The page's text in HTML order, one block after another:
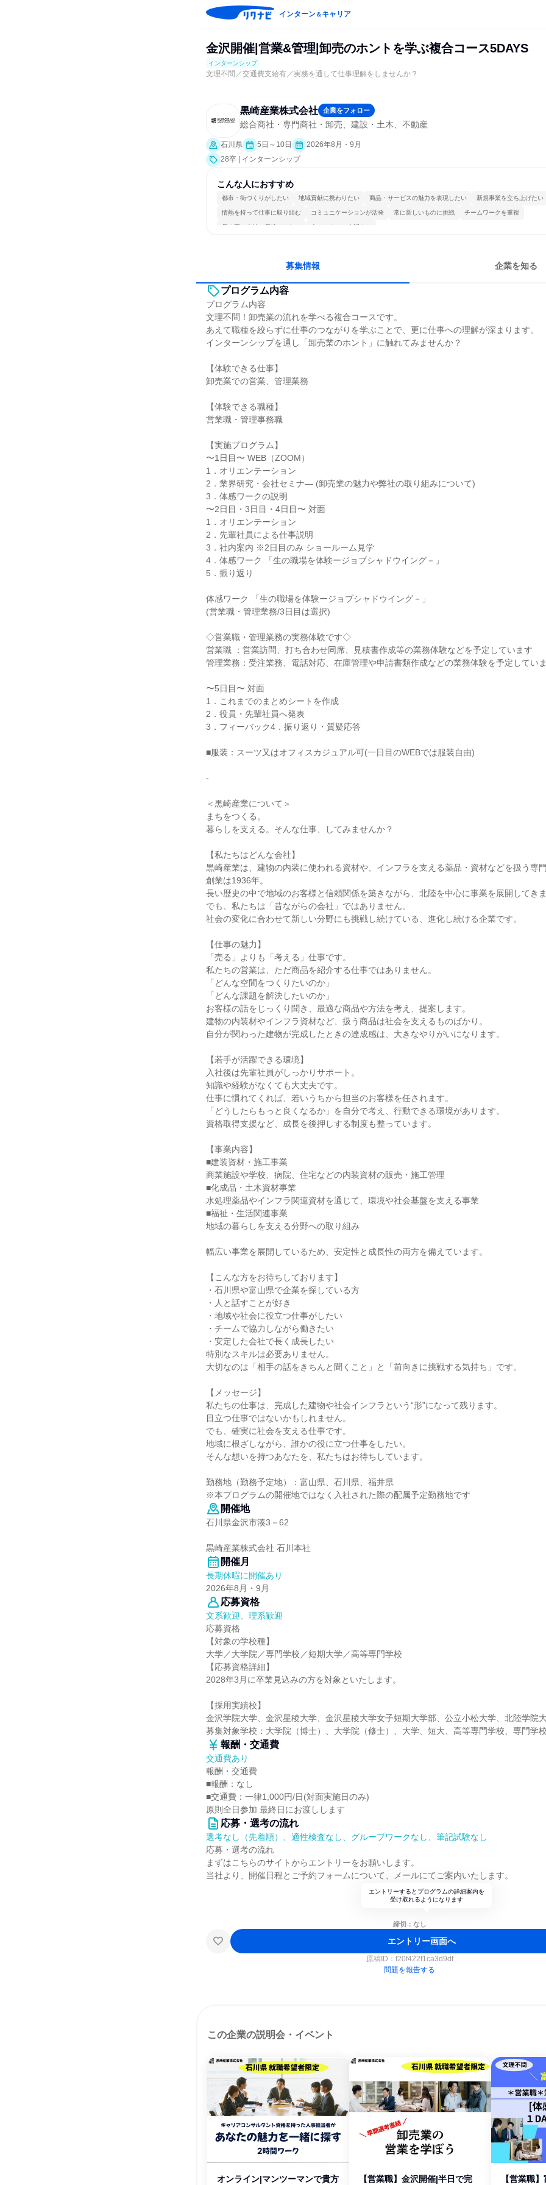
インターン＆キャリア
金沢開催|営業&管理|卸売のホントを学ぶ複合コース5DAYS
インターンシップ
文理不問／交通費支給有／実務を通して仕事理解をしませんか？
黒崎産業株式会社 企業をフォロー
総合商社・専門商社・卸売、建設・土木、不動産
石川県 5日～10日
2026年8月・9月
28卒 | インターンシップ
こんな人におすすめ
都市・街づくりがしたい 地域貢献に携わりたい 商品・サービスの魅力を表現したい 新規事業を立ち上げたい
情熱を持って仕事に取り組む コミュニケーションが活発 常に新しいものに挑戦 チームワークを重視
長く同じ会社に居続けられる 人とたくさん会話する
募集情報 企業を知る
プログラム内容
プログラム内容
文理不問！卸売業の流れを学べる複合コースです。
あえて職種を絞らずに仕事のつながりを学ぶことで、更に仕事への理解が深まります。
インターンシップを通し「卸売業のホント」に触れてみませんか？
【体験できる仕事】
卸売業での営業、管理業務
【体験できる職種】
営業職・管理事務職
【実施プログラム】
〜1日目〜 WEB（ZOOM）
1．オリエンテーション
2．業界研究・会社セミナ― (卸売業の魅力や弊社の取り組みについて)
3．体感ワークの説明
〜2日目・3日目・4日目〜 対面
1．オリエンテーション
2．先輩社員による仕事説明
3．社内案内 ※2日目のみ ショールーム見学
4．体感ワーク 「生の職場を体験ージョブシャドウイング－」
5．振り返り
体感ワーク 「生の職場を体験ージョブシャドウイング－」
(営業職・管理業務/3日目は選択)
◇営業職・管理業務の実務体験です◇
営業職 ：営業訪問、打ち合わせ同席、見積書作成等の業務体験などを予定しています
管理業務：受注業務、電話対応、在庫管理や申請書類作成などの業務体験を予定してい
〜5日目〜 対面
1．これまでのまとめシートを作成
2．役員・先輩社員へ発表
3．フィーバック4．振り返り・質疑応答
■服装：スーツ又はオフィスカジュアル可(一日目のWEBでは服装自由)
-
＜黒崎産業について＞
まちをつくる。
暮らしを支える。そんな仕事、してみませんか？
【私たちはどんな会社】
黒崎産業は、建物の内装に使われる資材や、インフラを支える薬品・資材などを扱う専
創業は1936年。
長い歴史の中で地域のお客様と信頼関係を築きながら、北陸を中心に事業を展開してき
でも、私たちは「昔ながらの会社」ではありません。
社会の変化に合わせて新しい分野にも挑戦し続けている、進化し続ける企業です。
【仕事の魅力】
「売る」よりも「考える」仕事です。
私たちの営業は、ただ商品を紹介する仕事ではありません。
「どんな空間をつくりたいのか」
「どんな課題を解決したいのか」
お客様の話をじっくり聞き、最適な商品や方法を考え、提案します。
建物の内装材やインフラ資材など、扱う商品は社会を支えるものばかり。
自分が関わった建物が完成したときの達成感は、大きなやりがいになります。
【若手が活躍できる環境】
入社後は先輩社員がしっかりサポート。
知識や経験がなくても大丈夫です。
仕事に慣れてくれば、若いうちから担当のお客様を任されます。
「どうしたらもっと良くなるか」を自分で考え、行動できる環境があります。
資格取得支援など、成長を後押しする制度も整っています。
【事業内容】
■建装資材・施工事業
商業施設や学校、病院、住宅などの内装資材の販売・施工管理
■化成品・土木資材事業
水処理薬品やインフラ関連資材を通じて、環境や社会基盤を支える事業
■福祉・生活関連事業
地域の暮らしを支える分野への取り組み
幅広い事業を展開しているため、安定性と成長性の両方を備えています。
【こんな方をお待ちしております】
・石川県や富山県で企業を探している方
・人と話すことが好き
・地域や社会に役立つ仕事がしたい
・チームで協力しながら働きたい
・安定した会社で長く成長したい
特別なスキルは必要ありません。
大切なのは「相手の話をきちんと聞くこと」と「前向きに挑戦する気持ち」です。
【メッセージ】
私たちの仕事は、完成した建物や社会インフラという“形”になって残ります。
目立つ仕事ではないかもしれません。
でも、確実に社会を支える仕事です。
地域に根ざしながら、誰かの役に立つ仕事をしたい。
そんな想いを持つあなたを、私たちはお待ちしています。
勤務地（勤務予定地）：富山県、石川県、福井県
※本プログラムの開催地ではなく入社された際の配属予定勤務地です
開催地
石川県金沢市湊3－62
黒崎産業株式会社 石川本社
開催月
長期休暇に開催あり
2026年8月・9月
応募資格
文系歓迎、理系歓迎
応募資格
【対象の学校種】
大学／大学院／専門学校／短期大学／高等専門学校
【応募資格詳細】
2028年3月に卒業見込みの方を対象といたします。
【採用実績校】
金沢学院大学、金沢星稜大学、金沢星稜大学女子短期大学部、公立小松大学、北陸学院
募集対象学校：大学院（博士）、大学院（修士）、大学、短大、高等専門学校、専門学
報酬・交通費
交通費あり
報酬・交通費
■報酬：なし
■交通費：一律1,000円/日(対面実施日のみ)
原則全日参加 最終日にお渡しします
応募・選考の流れ
選考なし（先着順）、適性検査なし、グループワークなし、筆記試験なし
応募・選考の流れ
まずはこちらのサイトからエントリーをお願いします。
当社より、開催日程とご予約フォームについて、メールにてご案内いたします。
エントリーするとプログラムの詳細案内を
受け取れるようになります
締切：なし
エントリー画面へ
原稿ID： f20f422f1ca3d9df
問題を報告する
この企業の説明会・イベント
オンライン|マンツーマンで貴方 【営業職】金沢開催|半日で完 【営業職